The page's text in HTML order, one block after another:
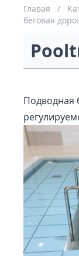
Главая /
беговая
Подводная